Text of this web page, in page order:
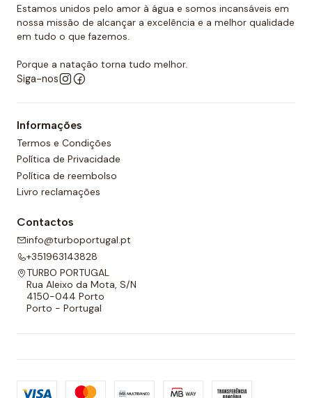
Estamos unidos pelo amor à água e somos incansáveis em
nossa missão de alcançar a excelência e a melhor qualidade
em tudo o que fazemos.
Porque a natação torna tudo melhor.
Siga-nos
Informações
Termos e Condições
Política de Privacidade
Política de reembolso
Livro reclamações
Contactos
info@turboportugal.pt
+351963143828
TURBO PORTUGAL
Rua Aleixo da Mota, S/N
4150-044 Porto
Porto - Portugal